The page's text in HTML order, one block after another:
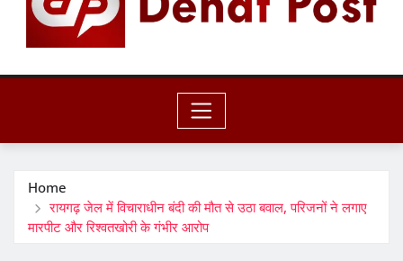
Home
रायगढ़ जेल में विचाराधीन बंदी की मौत से उठा बवाल, परिजनों ने लगाए
मारपीट और रिश्वतखोरी के गंभीर आरोप